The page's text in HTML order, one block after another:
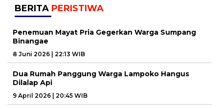
BERITA PERISTIWA
Penemuan Mayat Pria Gegerkan Warga Sumpang
Binangae
8 Juni 2026 | 22:13 WIB
Dua Rumah Panggung Warga Lampoko Hangus
Dilalap Api
9 April 2026 | 20:45 WIB